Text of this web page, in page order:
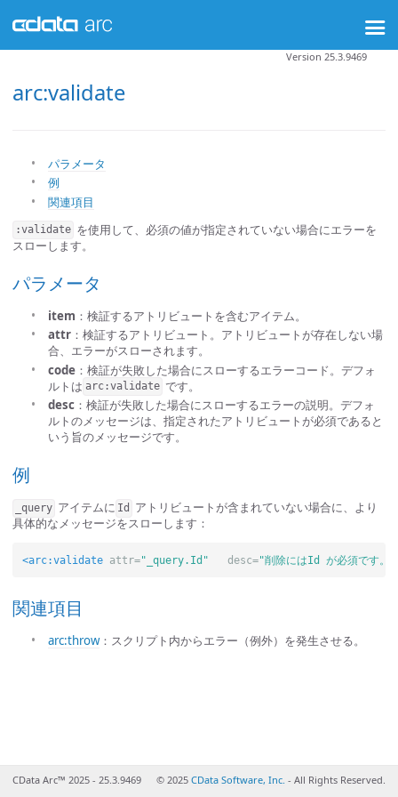
arc:validate
Version 25.3.9469
パラメータ
例
関連項目
:validate を使用して、必須の値が指定されていない場合にエラーを
スローします。
パラメータ
item ：検証するアトリビュートを含むアイテム。
attr ：検証するアトリビュート。アトリビュートが存在しない場
合、エラーがスローされます。
code ：検証が失敗した場合にスローするエラーコード。デフォ
ルトは arc:validate です。
desc ：検証が失敗した場合にスローするエラーの説明。デフォ
ルトのメッセージは、指定されたアトリビュートが必須であると
いう旨のメッセージです。
例
_query アイテムに Id
アトリビュートが含まれていない場合に、より
具体的なメッセージをスローします：
<arc:validate attr="_query.Id" desc="削除にはId が必須です。"
関連項目
arc:throw：スクリプト内からエラー（例外）を発生させる。
CData Arc™ 2025 - 25.3.9469 © 2025 CData Software, Inc. - All Rights Reserved.